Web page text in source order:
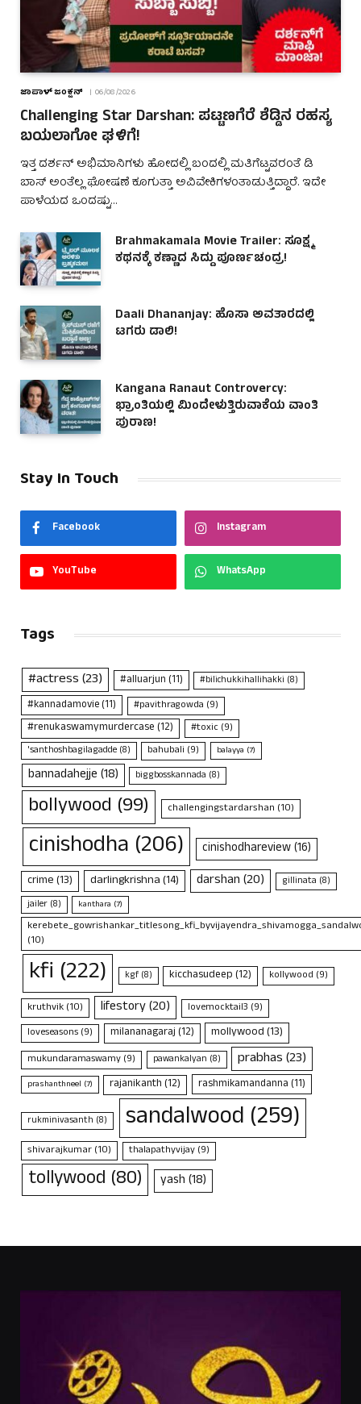
ಜಾಪಾಳ್ ಜಂಕ್ಷನ್ 06/08/2026
Challenging Star Darshan: ಪಟ್ಟಣಗೆರೆ ಶೆಡ್ಡಿನ ರಹಸ್ಯ
ಬಯಲಾಗೋ ಘಳಿಗೆ!
ಇತ್ತ ದರ್ಶನ್ ಅಭಿಮಾನಿಗಳು ಹೋದಲ್ಲಿ ಬಂದಲ್ಲಿ ಮತಿಗೆಟ್ಟವರಂತೆ ಡಿ
ಬಾಸ್ ಅಂತೆಲ್ಲ ಘೋಷಣೆ ಕೂಗುತ್ತಾ ಅವಿವೇಕಿಗಳಂತಾಡುತ್ತಿದ್ದಾರೆ. ಇದೇ
ಪಾಳೆಯದ ಒಂದಷ್ಟು…
Brahmakamala Movie Trailer: ಸೂಕ್ಷ್ಮ
ಕಥನಕ್ಕೆ ಕಣ್ಣಾದ ಸಿದ್ದು ಪೂರ್ಣಚಂದ್ರ!
Daali Dhananjay: ಹೊಸಾ ಅವತಾರದಲ್ಲಿ
ಟಗರು ಡಾಲಿ!
Kangana Ranaut Controvercy:
ಭ್ರಾಂತಿಯಲ್ಲಿ ಮಿಂದೇಳುತ್ತಿರುವಾಕೆಯ ವಾಂತಿ
ಪುರಾಣ!
Stay In Touch
Facebook Instagram
YouTube WhatsApp
Tags
#actress(23) #alluarjun(11) #bilichukkihallihakki (8)
#kannadamovie(11) #pavithragowda (9)
#renukaswamymurdercase(12) #toxic(9)
'santhoshbagilagadde (8) bahubali (9) balayya (7)
bannadahejje(18) biggbosskannada (8)
bollywood (99) challengingstardarshan (10)
cinishodha (206) cinishodhareview(16)
crime(13) darlingkrishna(14) darshan(20) gillinata (8)
jailer (8) kanthara (7)
(10)
kfi (222) kgf(8) kicchasudeep(12) kollywood (9)
kruthvik(10) lifestory(20) lovemocktail3 (9)
loveseasons (9) milananagaraj(12) mollywood(13)
mukundaramaswamy (9) pawankalyan (8) prabhas(23)
prashanthneel (7) rajanikanth(12) rashmikamandanna(11)
rukminivasanth (8) sandalwood (259)
shivarajkumar(10) thalapathyvijay(9)
tollywood (80) yash(18)